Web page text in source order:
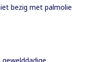
bezig met palmolie